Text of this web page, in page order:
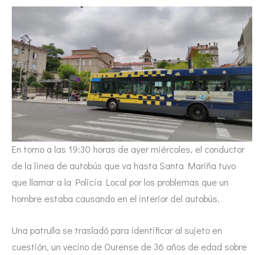
En torno a las 19:30 horas de ayer miércoles, el conductor
de la línea de autobús que va hasta Santa Mariña tuvo
que llamar a la Policía Local por los problemas que un
hombre estaba causando en el interior del autobús.
Una patrulla se trasladó para identificar al sujeto en
cuestión, un vecino de Ourense de 36 años de edad sobre